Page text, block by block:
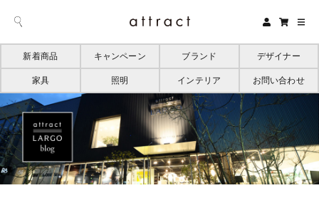
新着商品 キャンペーン ブランド デザイナー
家具 照明 インテリア お問い合わせ